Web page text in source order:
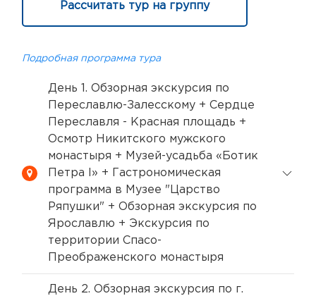
Рассчитать тур на группу
Подробная программа тура
День 1. Обзорная экскурсия по
Переславлю-Залесскому + Сердце
Переславля - Красная площадь +
Осмотр Никитского мужского
монастыря + Музей-усадьба «Ботик
Петра I» + Гастрономическая
программа в Музее "Царство
Ряпушки" + Обзорная экскурсия по
Ярославлю + Экскурсия по
территории Спасо-
Преображенского монастыря
День 2. Обзорная экскурсия по г.